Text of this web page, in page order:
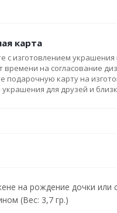
карта
с изготовлением украшения
времени на согласование
подарочную карту на
для друзей и
на рождение дочки или
(Вес: 3,7 гр.)